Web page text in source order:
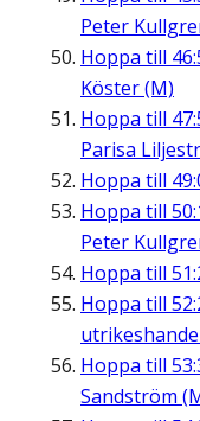
Peter
Hoppa till
Köster (M)
Hoppa till
Parisa
Hoppa till
Hoppa till
Peter
Hoppa till
Hoppa till
Hoppa till
Sandström